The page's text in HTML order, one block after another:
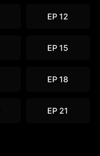
EP 12
EP 15
EP 18
EP 21